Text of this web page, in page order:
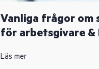
Vanliga frågor om
för arbetsgivare &
Läs mer